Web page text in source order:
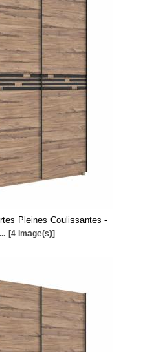
Pleines Coulissantes -
... [4 image(s)]